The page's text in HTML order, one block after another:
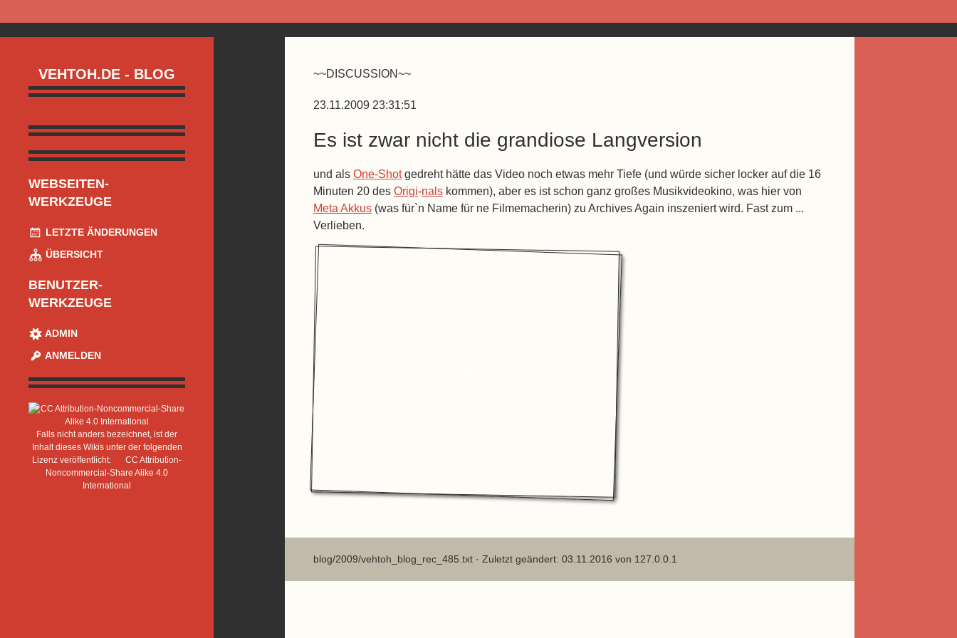
VEHTOH.DE - BLOG
WEBSEITEN-
WERKZEUGE
LETZTE ÄNDERUNGEN
ÜBERSICHT
BENUTZER-
WERKZEUGE
ADMIN
ANMELDEN
Falls nicht anders bezeichnet, ist der
Inhalt dieses Wikis unter der folgenden
Lizenz veröffentlicht:
CC Attribution-
Noncommercial-Share Alike 4.0
International
~~DISCUSSION~~
23.11.2009 23:31:51
Es ist zwar nicht die grandiose Langversion
und als One-Shotgedreht hätte das Video noch etwas mehr Tiefe (und würde sicher locker auf die 16
Minuten 20 des Origi-nals kommen), aber es ist schon ganz großes Musikvideokino, was hier von
Meta Akkus (was für`n Name für ne Filmemacherin) zu Archives Again inszeniert wird. Fast zum ...
Verlieben.
blog/2009/vehtoh_blog_rec_485.txt · Zuletzt geändert: 03.11.2016 von 127.0.0.1